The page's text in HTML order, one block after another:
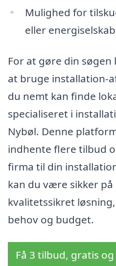
Mulighed for
eller energiselskab
For at gøre din
at bruge installation-
du nemt kan finde
specialiseret i
Nybøl. Denne
indhente flere tilbud
firma til din
kan du være sikker på
kvalitetssikret
behov og budget.
Få 3 tilbud, gratis